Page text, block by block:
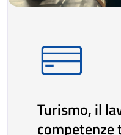
Turismo, il
competenze